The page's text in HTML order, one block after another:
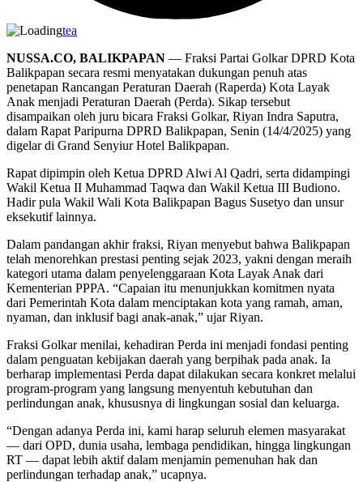
tea
NUSSA.CO, BALIKPAPAN — Fraksi Partai Golkar DPRD Kota
Balikpapan secara resmi menyatakan dukungan penuh atas
penetapan Rancangan Peraturan Daerah (Raperda) Kota Layak
Anak menjadi Peraturan Daerah (Perda). Sikap tersebut
disampaikan oleh juru bicara Fraksi Golkar, Riyan Indra Saputra,
dalam Rapat Paripurna DPRD Balikpapan, Senin (14/4/2025) yang
digelar di Grand Senyiur Hotel Balikpapan.
Rapat dipimpin oleh Ketua DPRD Alwi Al Qadri, serta didampingi
Wakil Ketua II Muhammad Taqwa dan Wakil Ketua III Budiono.
Hadir pula Wakil Wali Kota Balikpapan Bagus Susetyo dan unsur
eksekutif lainnya.
Dalam pandangan akhir fraksi, Riyan menyebut bahwa Balikpapan
telah menorehkan prestasi penting sejak 2023, yakni dengan meraih
kategori utama dalam penyelenggaraan Kota Layak Anak dari
Kementerian PPPA. “Capaian itu menunjukkan komitmen nyata
dari Pemerintah Kota dalam menciptakan kota yang ramah, aman,
nyaman, dan inklusif bagi anak-anak,” ujar Riyan.
Fraksi Golkar menilai, kehadiran Perda ini menjadi fondasi penting
dalam penguatan kebijakan daerah yang berpihak pada anak. Ia
berharap implementasi Perda dapat dilakukan secara konkret melalui
program-program yang langsung menyentuh kebutuhan dan
perlindungan anak, khususnya di lingkungan sosial dan keluarga.
“Dengan adanya Perda ini, kami harap seluruh elemen masyarakat
— dari OPD, dunia usaha, lembaga pendidikan, hingga lingkungan
RT — dapat lebih aktif dalam menjamin pemenuhan hak dan
perlindungan terhadap anak,” ucapnya.